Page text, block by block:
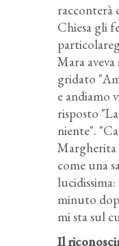
racconterà
Chiesa gli
Mara
gridato
e andiamo
risposto
niente".
come una
minuto
mi sta sul
Il